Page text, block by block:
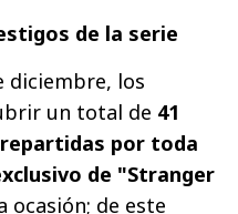
de la serie
diciembre, los
un total de 41
por toda
de "Stranger
ocasión; de este